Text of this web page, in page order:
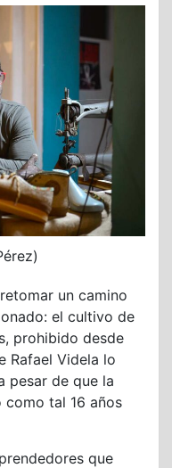
un camino
el cultivo de
prohibido desde
Rafael Videla lo
pesar de que la
como tal 16 años
que